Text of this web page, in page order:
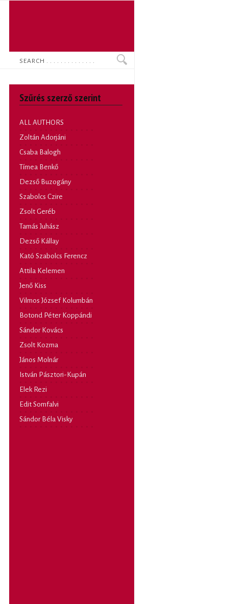
Search
Szűrés szerző szerint
ALL AUTHORS
Zoltán Adorjáni
Csaba Balogh
Tímea Benkő
Dezső Buzogány
Szabolcs Czire
Zsolt Geréb
Tamás Juhász
Dezső Kállay
Kató Szabolcs Ferencz
Attila Kelemen
Jenő Kiss
Vilmos József Kolumbán
Botond Péter Koppándi
Sándor Kovács
Zsolt Kozma
János Molnár
István Pásztori-Kupán
Elek Rezi
Edit Somfalvi
Sándor Béla Visky